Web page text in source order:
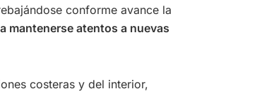
conforme avance la
mantenerse atentos a nuevas
costeras y del interior,